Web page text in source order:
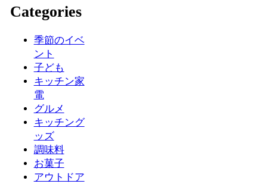
Categories
季節のイベ
ント
子ども
キッチン家
電
グルメ
キッチング
ッズ
調味料
お菓子
アウトドア